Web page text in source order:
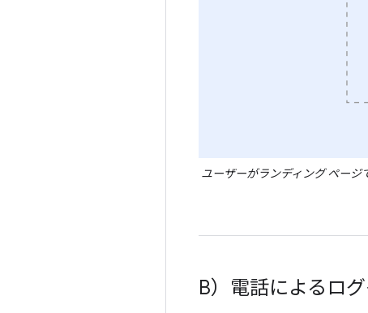
ユーザーがランディング ペー
B）電話によるロ